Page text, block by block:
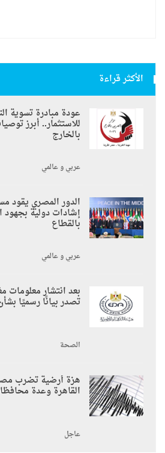
الأكثر قراءة
عودة مبادرة تسوية
للاستثمار.. أبرز
بالخارج
عربي و عالمي
الدور المصري يقود
إشادات دولية بجهود
بالقطاع
عربي و عالمي
بعد انتشار معلومات
تصدر بيانًا رسميًا
الصحة
هزة أرضية تضرب
القاهرة وعدة
عاجل